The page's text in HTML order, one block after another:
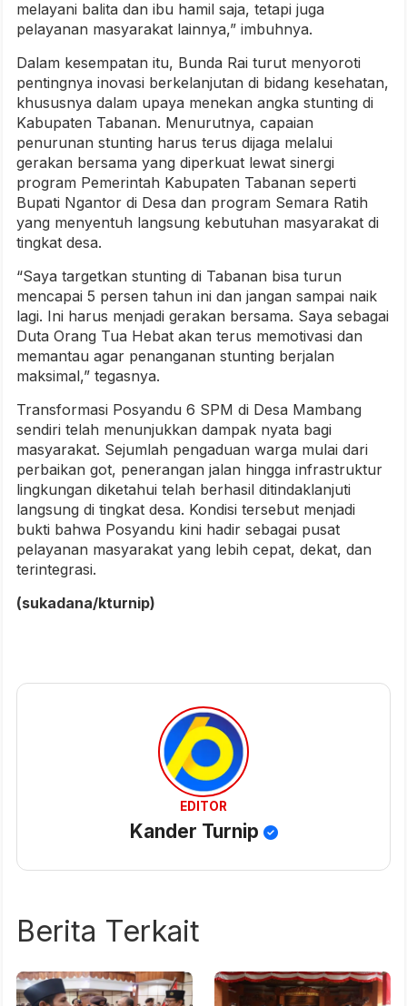
melayani balita dan ibu hamil saja, tetapi juga
pelayanan masyarakat lainnya,” imbuhnya.
Dalam kesempatan itu, Bunda Rai turut menyoroti
pentingnya inovasi berkelanjutan di bidang kesehatan,
khususnya dalam upaya menekan angka stunting di
Kabupaten Tabanan. Menurutnya, capaian
penurunan stunting harus terus dijaga melalui
gerakan bersama yang diperkuat lewat sinergi
program Pemerintah Kabupaten Tabanan seperti
Bupati Ngantor di Desa dan program Semara Ratih
yang menyentuh langsung kebutuhan masyarakat di
tingkat desa.
“Saya targetkan stunting di Tabanan bisa turun
mencapai 5 persen tahun ini dan jangan sampai naik
lagi. Ini harus menjadi gerakan bersama. Saya sebagai
Duta Orang Tua Hebat akan terus memotivasi dan
memantau agar penanganan stunting berjalan
maksimal,” tegasnya.
Transformasi Posyandu 6 SPM di Desa Mambang
sendiri telah menunjukkan dampak nyata bagi
masyarakat. Sejumlah pengaduan warga mulai dari
perbaikan got, penerangan jalan hingga infrastruktur
lingkungan diketahui telah berhasil ditindaklanjuti
langsung di tingkat desa. Kondisi tersebut menjadi
bukti bahwa Posyandu kini hadir sebagai pusat
pelayanan masyarakat yang lebih cepat, dekat, dan
terintegrasi.
(sukadana/kturnip)
EDITOR
Kander Turnip
Berita Terkait